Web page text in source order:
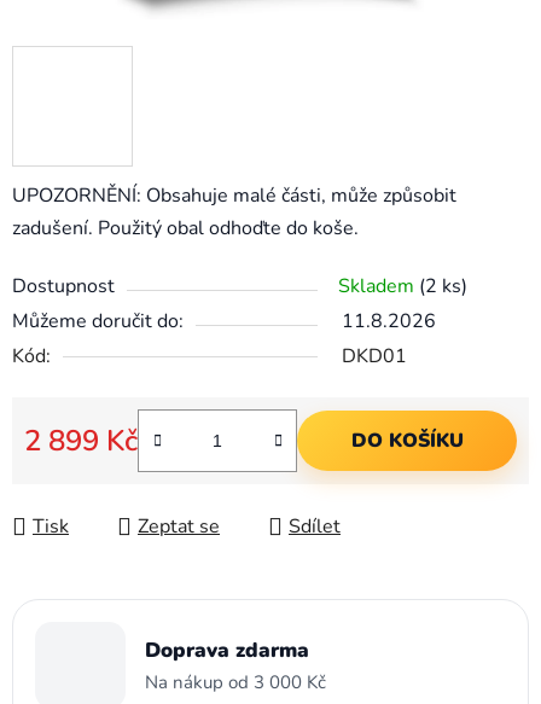
UPOZORNĚNÍ: Obsahuje malé části, může způsobit
zadušení. Použitý obal odhoďte do koše.
Dostupnost Skladem (2 ks)
Můžeme doručit do:
11.8.2026
Kód:
DKD01
2 899 Kč DO KOŠÍKU
Tisk Zeptat se Sdílet
Doprava zdarma
Na nákup od 3 000 Kč